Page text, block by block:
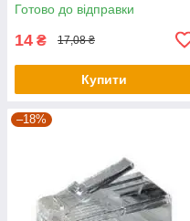
Готово до відправки
14 ₴ 17,08 ₴
Купити
–18%